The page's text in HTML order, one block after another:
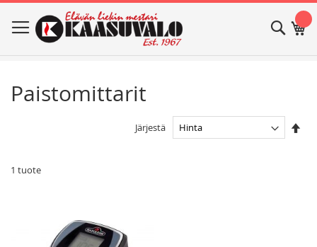
to
Content
Haku
Paistomittarit
1 tuote
Järjestä